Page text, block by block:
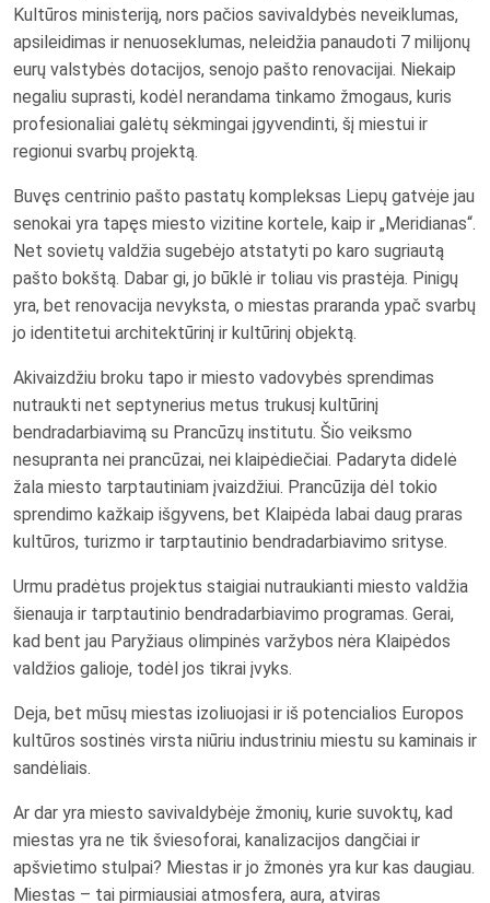
Kultūros ministeriją, nors pačios savivaldybės neveiklumas,
apsileidimas ir nenuoseklumas, neleidžia panaudoti 7 milijonų
eurų valstybės dotacijos, senojo pašto renovacijai. Niekaip
negaliu suprasti, kodėl nerandama tinkamo žmogaus, kuris
profesionaliai galėtų sėkmingai įgyvendinti, šį miestui ir
regionui svarbų projektą.
Buvęs centrinio pašto pastatų kompleksas Liepų gatvėje jau
senokai yra tapęs miesto vizitine kortele, kaip ir „Meridianas“.
Net sovietų valdžia sugebėjo atstatyti po karo sugriautą
pašto bokštą. Dabar gi, jo būklė ir toliau vis prastėja. Pinigų
yra, bet renovacija nevyksta, o miestas praranda ypač svarbų
jo identitetui architektūrinį ir kultūrinį objektą.
Akivaizdžiu broku tapo ir miesto vadovybės sprendimas
nutraukti net septynerius metus trukusį kultūrinį
bendradarbiavimą su Prancūzų institutu. Šio veiksmo
nesupranta nei prancūzai, nei klaipėdiečiai. Padaryta didelė
žala miesto tarptautiniam įvaizdžiui. Prancūzija dėl tokio
sprendimo kažkaip išgyvens, bet Klaipėda labai daug praras
kultūros, turizmo ir tarptautinio bendradarbiavimo srityse.
Urmu pradėtus projektus staigiai nutraukianti miesto valdžia
šienauja ir tarptautinio bendradarbiavimo programas. Gerai,
kad bent jau Paryžiaus olimpinės varžybos nėra Klaipėdos
valdžios galioje, todėl jos tikrai įvyks.
Deja, bet mūsų miestas izoliuojasi ir iš potencialios Europos
kultūros sostinės virsta niūriu industriniu miestu su kaminais ir
sandėliais.
Ar dar yra miesto savivaldybėje žmonių, kurie suvoktų, kad
miestas yra ne tik šviesoforai, kanalizacijos dangčiai ir
apšvietimo stulpai? Miestas ir jo žmonės yra kur kas daugiau.
Miestas – tai pirmiausiai atmosfera, aura, atviras